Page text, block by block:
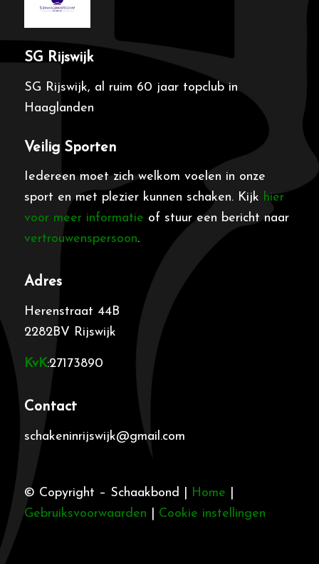
SG Rijswijk
SG Rijswijk, al ruim 60 jaar topclub in
Haaglanden
Veilig Sporten
Iedereen moet zich welkom voelen in onze
sport en met plezier kunnen schaken. Kijk hier
voor meer informatie of stuur een bericht naar
vertrouwenspersoon.
Adres
Herenstraat 44B
2282BV Rijswijk
KvK:27173890
Contact
schakeninrijswijk@gmail.com
© Copyright – Schaakbond | Home
Gebruiksvoorwaarden
Cookie instellingen